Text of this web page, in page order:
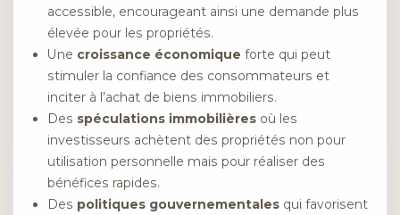
accessible, encourageant ainsi une demande plus
élevée pour les propriétés.
Une croissance économique forte qui peut
stimuler la confiance des consommateurs et
inciter à l’achat de biens immobiliers.
Des spéculations immobilières où les
investisseurs achètent des propriétés non pour
utilisation personnelle mais pour réaliser des
bénéfices rapides.
Des politiques gouvernementales qui favorisent